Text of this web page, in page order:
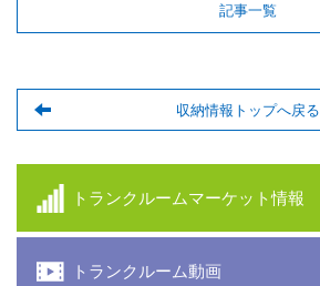
記事一覧
収納情報トップへ戻る
トランクルームマーケット情報
トランクルーム動画